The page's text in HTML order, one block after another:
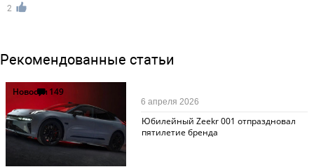
2
Рекомендованные статьи
Новости 149
Юбилейный Zeekr 001 отпраздновал
пятилетие бренда
6 апреля 2026